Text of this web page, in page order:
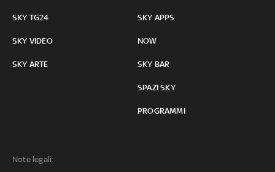
SKY TG24
SKY VIDEO
SKY ARTE
SKY APPS
NOW
SKY BAR
SPAZI SKY
PROGRAMMI
Note legali: